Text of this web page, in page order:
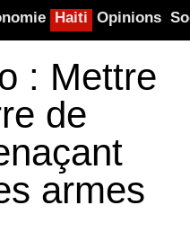
Haiti Opinions
: Mettre
de
armes